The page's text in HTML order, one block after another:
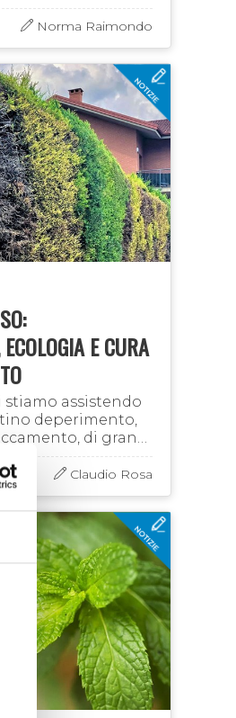
Norma Raimondo
E CURA
assistendo
deperimento,
di gran
siepi di conifere
ai Cipressi
Claudio Rosa